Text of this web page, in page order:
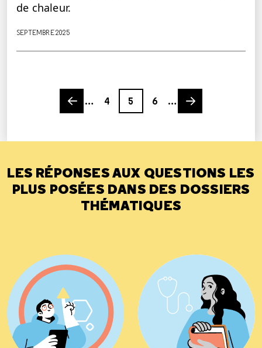
de chaleur.
SEPTEMBRE 2025
Previous page
…
4
Page
5
6
…
Next page
LES RÉPONSES AUX QUESTIONS LES
PLUS POSÉES DANS DES DOSSIERS
THÉMATIQUES